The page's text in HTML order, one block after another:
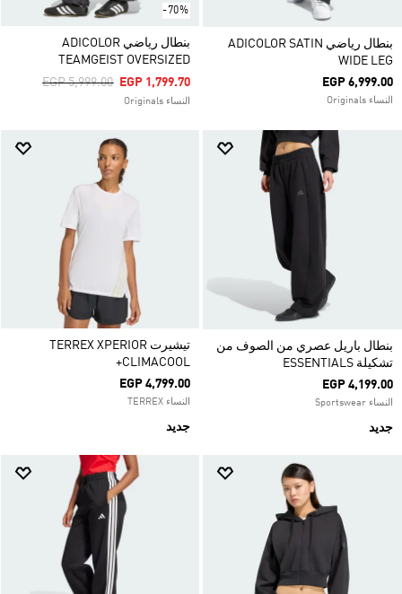
بنطال رياضي ADICOLOR SATIN
WIDE LEG
EGP 6,999.00
النساء Originals
-70%
بنطال رياضي ADICOLOR
TEAMGEIST OVERSIZED
Price Reduced From
EGP 5,999.00ToEGP 1,799.70
النساء Originals
بنطال باريل عصري من الصوف من
تشكيلة ESSENTIALS
EGP 4,199.00
النساء Sportswear
جديد
تيشيرت TERREX XPERIOR
CLIMACOOL+
EGP 4,799.00
النساء TERREX
جديد